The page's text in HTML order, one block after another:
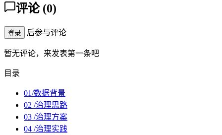
评论 (0)
登录 后参与评论
暂无评论，来发表第一条吧
目录
01/数据背景
02 /治理思路
03 /治理方案
04 /治理实践